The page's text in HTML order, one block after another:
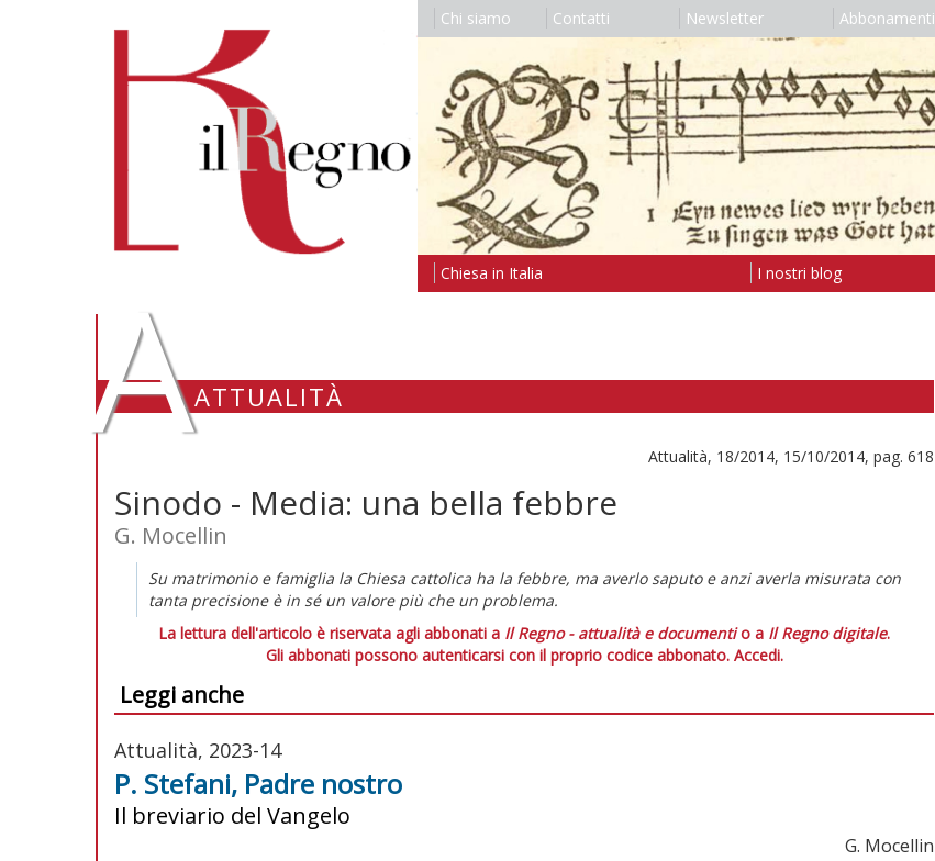
Chi siamo Contatti Newsletter Abbonamenti
Chiesa in Italia I nostri blog
AATTUALITÀ
Attualità, 18/2014, 15/10/2014, pag. 618
Sinodo - Media: una bella febbre
G. Mocellin
Su matrimonio e famiglia la Chiesa cattolica ha la febbre, ma averlo saputo e anzi averla misurata con
tanta precisione è in sé un valore più che un problema.
La lettura dell'articolo è riservata agli abbonati a Il Regno - attualità e documentio a Il Regno digitale.
Gli abbonati possono autenticarsi con il proprio codice abbonato. Accedi.
Leggi anche
Attualità, 2023-14
P. Stefani, Padre nostro
Il breviario del Vangelo
G. Mocellin